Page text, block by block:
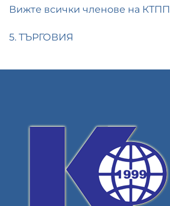
Вижте всички членове на КТПП
5. ТЪРГОВИЯ